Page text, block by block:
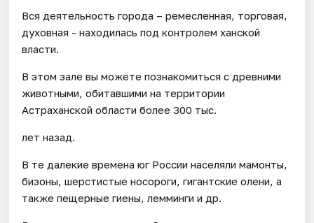
Вся деятельность города – ремесленная, торговая,
духовная - находилась под контролем ханской
власти.
В этом зале вы можете познакомиться с древними
животными, обитавшими на территории
Астраханской области более 300 тыс.
лет назад.
В те далекие времена юг России населяли мамонты,
бизоны, шерстистые носороги, гигантские олени, а
также пещерные гиены, лемминги и др.